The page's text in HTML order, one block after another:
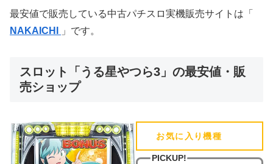
最安値で販売している中古パチスロ実機販売サイトは「
NAKAICHI
」です。
スロット「うる星やつら3」の最安値・販
売ショップ
お気に入り機種
PICKUP!